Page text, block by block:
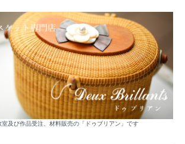
及び作品受注、材料販売の「ドゥブリアン」です